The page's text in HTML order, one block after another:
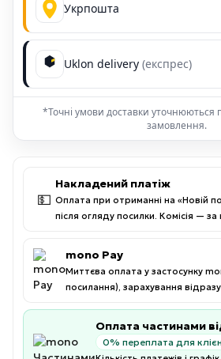
Укрпошта
Uklon delivery (експрес)
*Точні умови доставки уточнюються
замовлення.
💵
Накладений платіж
Оплата при отриманні на «Новій
після огляду посилки. Комісія —
mono Pay
Миттєва оплата у застосунку
посилання), зарахування
Оплата частинами
0% переплата для